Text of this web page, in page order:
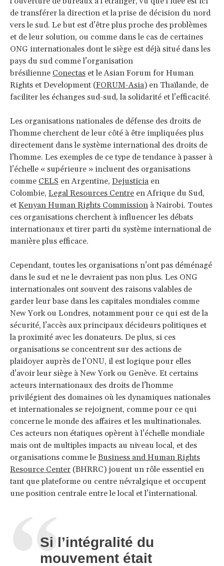
de transférer la direction et la prise de décision du nord
vers le sud. Le but est d’être plus proche des problèmes
et de leur solution, ou comme dans le cas de certaines
ONG internationales dont le siège est déjà situé dans les
pays du sud comme l’organisation
brésilienne Conectas et le Asian Forum for Human
Rights et Development (FORUM-Asia) en Thaïlande, de
faciliter les échanges sud-sud, la solidarité et l’efficacité.
Les organisations nationales de défense des droits de
l’homme cherchent de leur côté à être impliquées plus
directement dans le système international des droits de
l’homme. Les exemples de ce type de tendance à passer à
l’échelle « supérieure » incluent des organisations
comme CELS en Argentine, Dejusticia en
Colombie, Legal Resources Centre en Afrique du Sud,
et Kenyan Human Rights Commission à Nairobi. Toutes
ces organisations cherchent à influencer les débats
internationaux et tirer parti du système international de
manière plus efficace.
Cependant, toutes les organisations n’ont pas déménagé
dans le sud et ne le devraient pas non plus. Les ONG
internationales ont souvent des raisons valables de
garder leur base dans les capitales mondiales comme
New York ou Londres, notamment pour ce qui est de la
sécurité, l’accès aux principaux décideurs politiques et
la proximité avec les donateurs. De plus, si ces
organisations se concentrent sur des actions de
plaidoyer auprès de l’ONU, il est logique pour elles
d’avoir leur siège à New York ou Genève. Et certains
acteurs internationaux des droits de l’homme
privilégient des domaines où les dynamiques nationales
et internationales se rejoignent, comme pour ce qui
concerne le monde des affaires et les multinationales.
Ces acteurs non étatiques opèrent à l’échelle mondiale
mais ont de multiples impacts au niveau local, et des
organisations comme le Business and Human Rights
Resource Center (BHRRC) jouent un rôle essentiel en
tant que plateforme ou centre névralgique et occupent
une position centrale entre le local et l’international.
Si l’intégralité du
mouvement était